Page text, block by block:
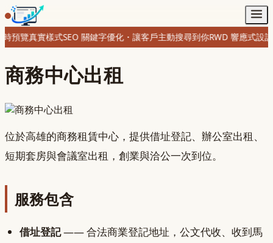
預覽真實樣式SEO 關鍵字優化・讓客戶主動搜尋到你RWD 響應式設計
商務中心出租
位於高雄的商務租賃中心，提供借址登記、辦公室出租、
短期套房與會議室出租，創業與洽公一次到位。
服務包含
借址登記—— 合法商業登記地址，公文代收、收到馬